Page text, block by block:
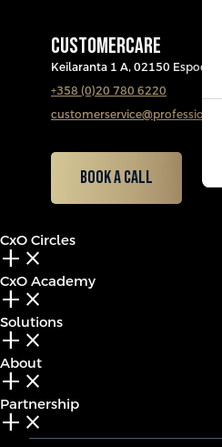
CUSTOMERCARE
Keilaranta 1 A, 02150 Espoo
+358 (0)20 780 6220
customerservice@professio.fi
Book a call
CxO Circles
add_2 close
CxO Academy
add_2 close
Solutions
add_2 close
About
add_2 close
Partnership
add_2 close